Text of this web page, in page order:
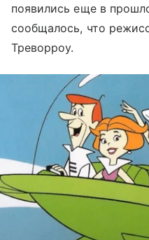
появились еще в
сообщалось, что
Треворроу.